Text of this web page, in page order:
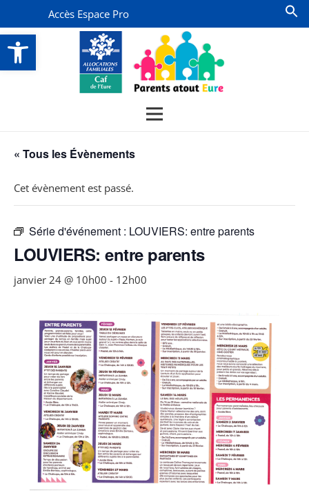
Ouvrir la barre d’outils
Accès Espace Pro
« Tous les Évènements
Cet évènement est passé.
Série d'événement : LOUVIERS: entre parents
LOUVIERS: entre parents
janvier 24 @ 10h00 - 12h00